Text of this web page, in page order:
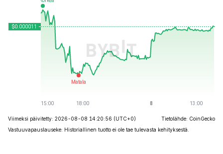
Viimeksi päivitetty: 2026-08-08 14:20:56 (UTC+0)
Tietolähde: CoinGecko
Vastuuvapauslauseke: Historiallinen tuotto ei ole tae tulevasta kehityksestä.